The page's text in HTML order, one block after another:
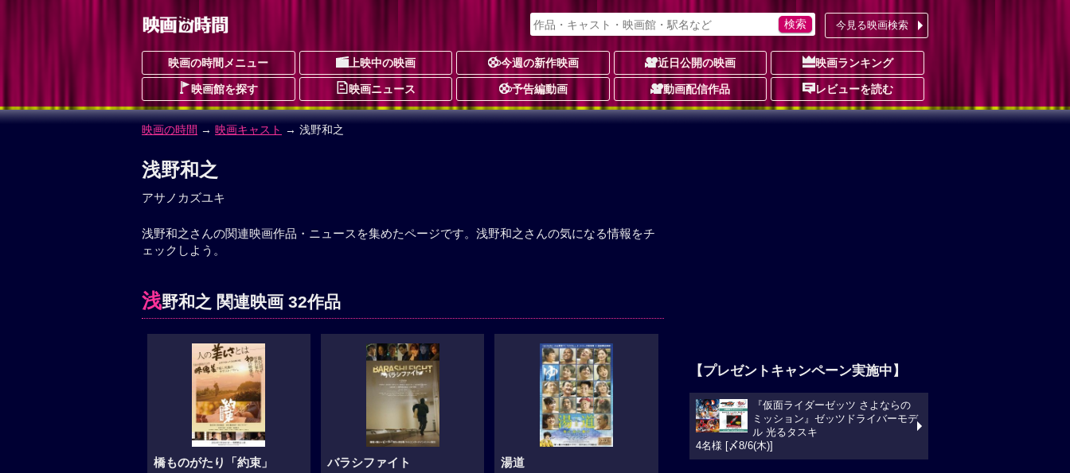
今見る映画検索
映画の時間メニュー 上映中の映画 今週の新作映画 近日公開の映画 映画ランキング
映画館を探す 映画ニュース 予告編動画 動画配信作品 レビューを読む
映画の時間 → 映画キャスト → 浅野和之
浅野和之
アサノカズユキ
浅野和之さんの関連映画作品・ニュースを集めたページです。浅野和之さんの気になる情報をチ
ェックしよう。
浅野和之 関連映画 32作品
橋ものがたり「約束」 バラシファイト 湯道
【プレゼントキャンペーン実施中】
『仮面ライダーゼッツ さよならの
ミッション』ゼッツドライバーモデ
ル 光るタスキ
4名様 [〆8/6(木)]